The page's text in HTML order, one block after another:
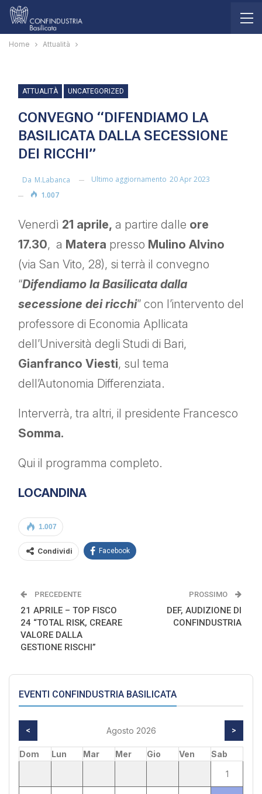
Home Attualità
ATTUALITÀ UNCATEGORIZED
CONVEGNO “DIFENDIAMO LA
BASILICATA DALLA SECESSIONE
DEI RICCHI”
Da M.labanca Ultimo aggiornamento 20 Apr 2023
1.007
Venerdì 21 aprile, a partire dalle ore
17.30, a Matera presso Mulino Alvino
(via San Vito, 28), si terrà il convegno
“Difendiamo la Basilicata dalla
secessione dei ricchi” con l’intervento del
professore di Economia Apllicata
dell’Università degli Studi di Bari,
Gianfranco Viesti, sul tema
dell’Autonomia Differenziata.
Interverrà, tra altri, il presidente Francesco
Somma.
Qui il programma completo.
LOCANDINA
1.007
Condividi Facebook
PRECEDENTE
21 APRILE – TOP FISCO
24 “TOTAL RISK, CREARE
VALORE DALLA
GESTIONE RISCHI”
PROSSIMO
DEF, AUDIZIONE DI
CONFINDUSTRIA
EVENTI CONFINDUSTRIA BASILICATA
< Agosto 2026 >
Dom Lun Mar Mer Gio Ven
Sab
1